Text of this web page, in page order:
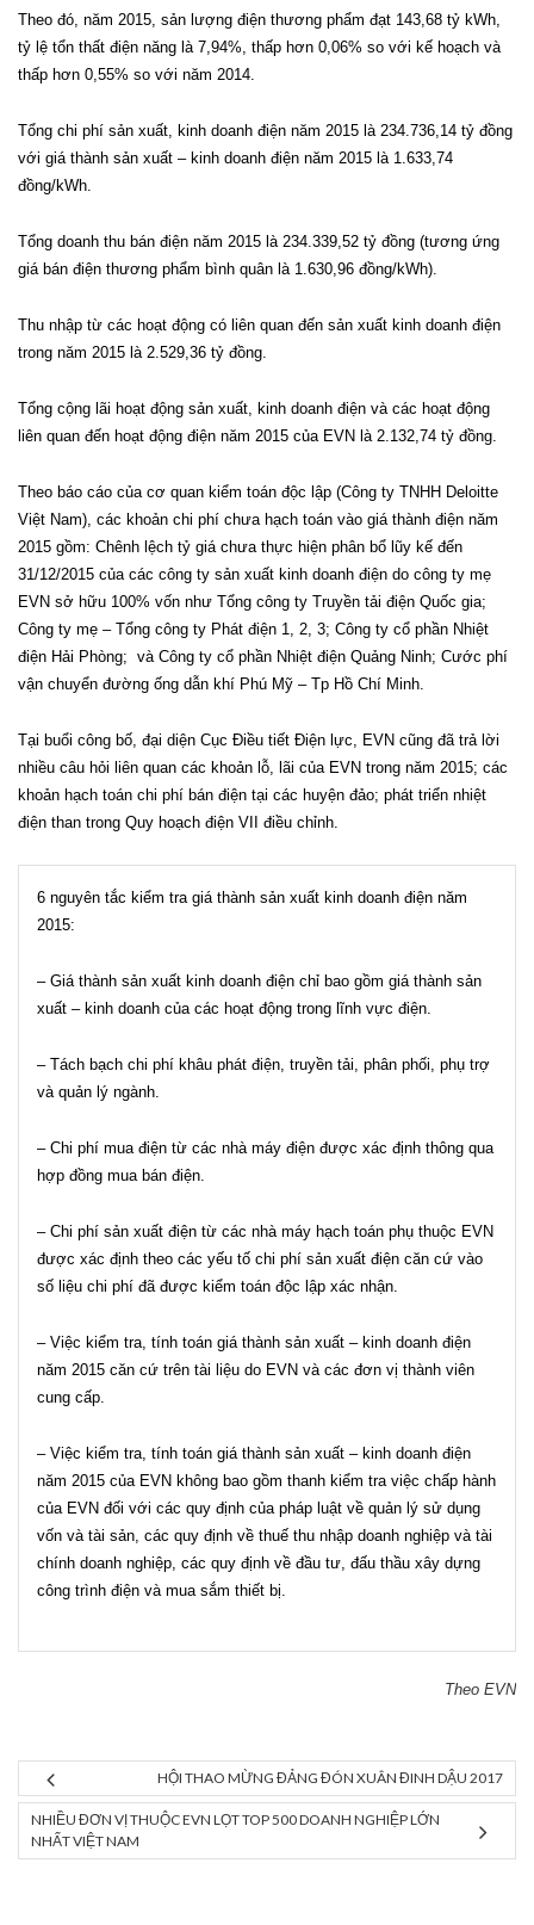
Theo đó, năm 2015, sản lượng điện thương phẩm đạt 143,68 tỷ kWh,
tỷ lệ tổn thất điện năng là 7,94%, thấp hơn 0,06% so với kế hoạch và
thấp hơn 0,55% so với năm 2014.
Tổng chi phí sản xuất, kinh doanh điện năm 2015 là 234.736,14 tỷ đồng
với giá thành sản xuất – kinh doanh điện năm 2015 là 1.633,74
đồng/kWh.
Tổng doanh thu bán điện năm 2015 là 234.339,52 tỷ đồng (tương ứng
giá bán điện thương phẩm bình quân là 1.630,96 đồng/kWh).
Thu nhập từ các hoạt động có liên quan đến sản xuất kinh doanh điện
trong năm 2015 là 2.529,36 tỷ đồng.
Tổng cộng lãi hoạt động sản xuất, kinh doanh điện và các hoạt động
liên quan đến hoạt động điện năm 2015 của EVN là 2.132,74 tỷ đồng.
Theo báo cáo của cơ quan kiểm toán độc lập (Công ty TNHH Deloitte
Việt Nam), các khoản chi phí chưa hạch toán vào giá thành điện năm
2015 gồm: Chênh lệch tỷ giá chưa thực hiện phân bổ lũy kế đến
31/12/2015 của các công ty sản xuất kinh doanh điện do công ty mẹ
EVN sở hữu 100% vốn như Tổng công ty Truyền tải điện Quốc gia;
Công ty mẹ – Tổng công ty Phát điện 1, 2, 3; Công ty cổ phần Nhiệt
điện Hải Phòng; và Công ty cổ phần Nhiệt điện Quảng Ninh; Cước phí
vận chuyển đường ống dẫn khí Phú Mỹ – Tp Hồ Chí Minh.
Tại buổi công bố, đại diện Cục Điều tiết Điện lực, EVN cũng đã trả lời
nhiều câu hỏi liên quan các khoản lỗ, lãi của EVN trong năm 2015; các
khoản hạch toán chi phí bán điện tại các huyện đảo; phát triển nhiệt
điện than trong Quy hoạch điện VII điều chỉnh.
6 nguyên tắc kiểm tra giá thành sản xuất kinh doanh điện năm
2015:
– Giá thành sản xuất kinh doanh điện chỉ bao gồm giá thành sản
xuất – kinh doanh của các hoạt động trong lĩnh vực điện.
– Tách bạch chi phí khâu phát điện, truyền tải, phân phối, phụ trợ
và quản lý ngành.
– Chi phí mua điện từ các nhà máy điện được xác định thông qua
hợp đồng mua bán điện.
– Chi phí sản xuất điện từ các nhà máy hạch toán phụ thuộc EVN
được xác định theo các yếu tố chi phí sản xuất điện căn cứ vào
số liệu chi phí đã được kiểm toán độc lập xác nhận.
– Việc kiểm tra, tính toán giá thành sản xuất – kinh doanh điện
năm 2015 căn cứ trên tài liệu do EVN và các đơn vị thành viên
cung cấp.
– Việc kiểm tra, tính toán giá thành sản xuất – kinh doanh điện
năm 2015 của EVN không bao gồm thanh kiểm tra việc chấp hành
của EVN đối với các quy định của pháp luật về quản lý sử dụng
vốn và tài sản, các quy định về thuế thu nhập doanh nghiệp và tài
chính doanh nghiệp, các quy định về đầu tư, đấu thầu xây dựng
công trình điện và mua sắm thiết bị.
Theo EVN
HỘI THAO MỪNG ĐẢNG ĐÓN XUÂN ĐINH DẬU 2017
NHIỀU ĐƠN VỊ THUỘC EVN LỌT TOP 500 DOANH NGHIỆP LỚN
NHẤT VIỆT NAM